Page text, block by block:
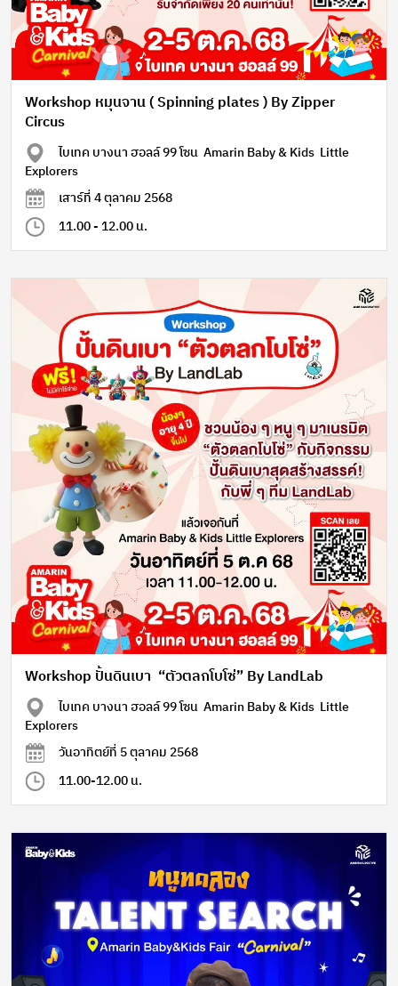
Workshop หมุนจาน ( Spinning plates ) By Zipper
Circus
ไบเทค บางนา ฮอลล์ 99 โซน Amarin Baby & Kids Little
Explorers
เสาร์ที่ 4 ตุลาคม 2568
11.00 - 12.00 น.
Workshop ปั้นดินเบา “ตัวตลกโบโซ่” By LandLab
ไบเทค บางนา ฮอลล์ 99 โซน Amarin Baby & Kids Little
Explorers
วันอาทิตย์ที่ 5 ตุลาคม 2568
11.00-12.00 น.